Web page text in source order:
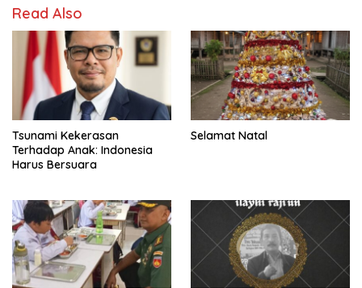
Read Also
Tsunami Kekerasan
Terhadap Anak: Indonesia
Harus Bersuara
Selamat Natal